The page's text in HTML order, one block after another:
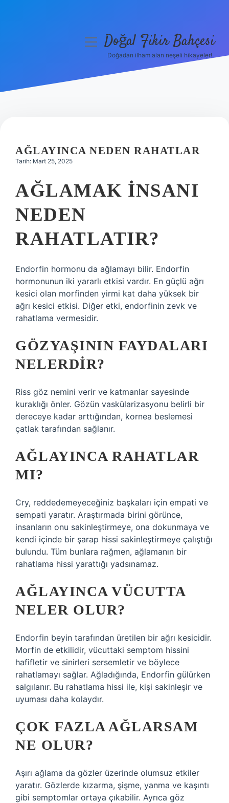
Hakkımızda
menüyüDoğal Fikir Bahçesi
Doğadan ilham alan neşeli hikayeler!
AĞLAYINCA NEDEN RAHATLAR
Tarih: Mart 25, 2025
AĞLAMAK INSANI
NEDEN
RAHATLATIR?
Endorfin hormonu da ağlamayı bilir. Endorfin
hormonunun iki yararlı etkisi vardır. En güçlü ağrı
kesici olan morfinden yirmi kat daha yüksek bir
ağrı kesici etkisi. Diğer etki, endorfinin zevk ve
rahatlama vermesidir.
GÖZYAŞININ FAYDALARI
NELERDIR?
Riss göz nemini verir ve katmanlar sayesinde
kuraklığı önler. Gözün vaskülarizasyonu belirli bir
dereceye kadar arttığından, kornea beslemesi
çatlak tarafından sağlanır.
AĞLAYINCA RAHATLAR
MI?
Cry, reddedemeyeceğiniz başkaları için empati ve
sempati yaratır. Araştırmada birini görünce,
insanların onu sakinleştirmeye, ona dokunmaya ve
kendi içinde bir şarap hissi sakinleştirmeye çalıştığı
bulundu. Tüm bunlara rağmen, ağlamanın bir
rahatlama hissi yarattığı yadsınamaz.
AĞLAYINCA VÜCUTTA
NELER OLUR?
Endorfin beyin tarafından üretilen bir ağrı kesicidir.
Morfin de etkilidir, vücuttaki semptom hissini
hafifletir ve sinirleri sersemletir ve böylece
rahatlamayı sağlar. Ağladığında, Endorfin gülürken
salgılanır. Bu rahatlama hissi ile, kişi sakinleşir ve
uyuması daha kolaydır.
ÇOK FAZLA AĞLARSAM
NE OLUR?
Aşırı ağlama da gözler üzerinde olumsuz etkiler
yaratır. Gözlerde kızarma, şişme, yanma ve kaşıntı
gibi semptomlar ortaya çıkabilir. Ayrıca göz